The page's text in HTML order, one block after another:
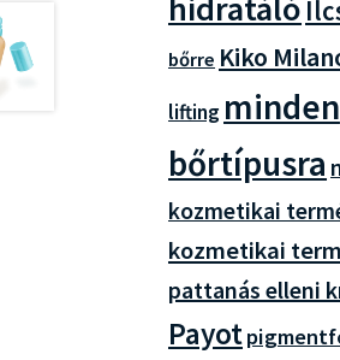
bőrre Kiko
lifting minden
bőrtípusra
kozmetikai
kozmetikai
pattanás elleni
Payot